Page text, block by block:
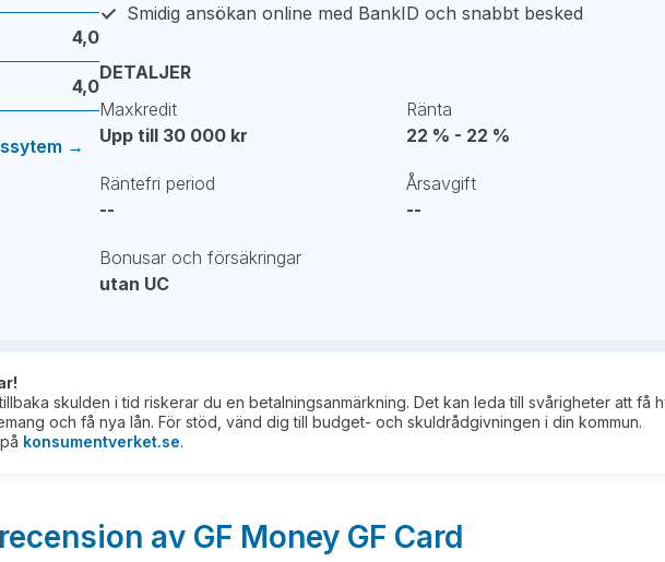
4,0
4,0
→
Smidig ansökan online med BankID och snabbt besked
DETALJER
Maxkredit
Upp till 30 000 kr
Ränta
22 % - 22 %
Räntefri period
--
Årsavgift
--
Bonusar och försäkringar
utan UC
skulden i tid riskerar du en betalningsanmärkning. Det kan leda till svårigheter att få
och få nya lån. För stöd, vänd dig till budget- och skuldrådgivningen i din kommun.
konsumentverket.se.
av GF Money GF Card